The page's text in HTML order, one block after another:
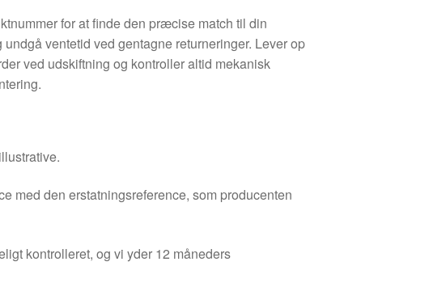
for at finde den præcise match til din
undgå ventetid ved gentagne returneringer. Lever op
ved udskiftning og kontroller altid mekanisk
med den erstatningsreference, som producenten
kontrolleret, og vi yder 12 måneders